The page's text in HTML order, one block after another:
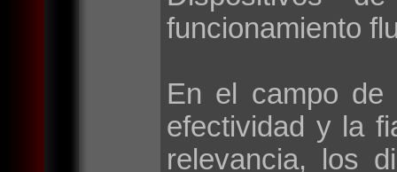
funcionamiento
En el campo de
efectividad y la
relevancia, los